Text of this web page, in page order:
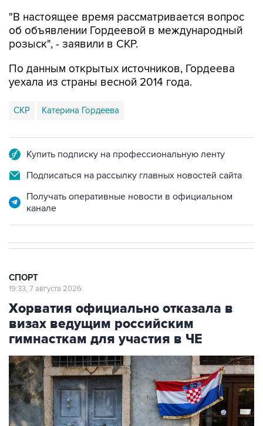
"В настоящее время рассматривается вопрос
об объявлении Гордеевой в международный
розыск", - заявили в СКР.
По данным открытых источников, Гордеева
уехала из страны весной 2014 года.
СКР Катерина Гордеева
Купить подписку на профессиональную ленту
Подписаться на рассылку главных новостей сайта
Получать оперативные новости в официальном
канале
СПОРТ
19:33, 7 августа 2026
Хорватия официально отказала в
визах ведущим российским
гимнасткам для участия в ЧЕ